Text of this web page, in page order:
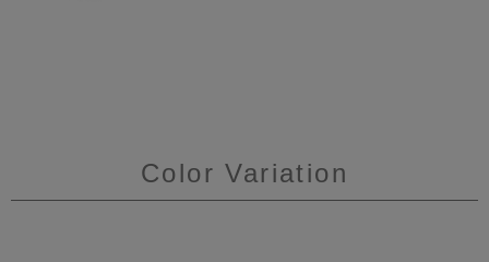
Color Variation